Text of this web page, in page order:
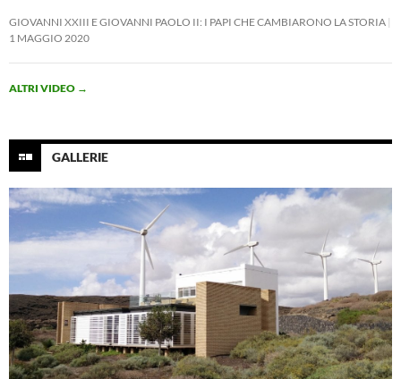
GIOVANNI XXIII E GIOVANNI PAOLO II: I PAPI CHE CAMBIARONO LA STORIA
1 MAGGIO 2020
ALTRI VIDEO →
GALLERIE